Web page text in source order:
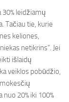
leidžiamų
Tačiau tie, kurie
keliones,
netikrins“. Jei
išlaidų
veiklos pobūdžio,
20% iki 100%